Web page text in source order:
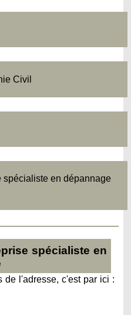
Civil
spécialiste en dépannage
spécialiste en
de l'adresse, c'est par ici :